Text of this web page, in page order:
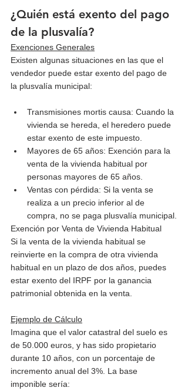
¿Quién está exento del pago
de la plusvalía?
Exenciones Generales
Existen algunas situaciones en las que el
vendedor puede estar exento del pago de
la plusvalía municipal:
Transmisiones mortis causa: Cuando la
vivienda se hereda, el heredero puede
estar exento de este impuesto.
Mayores de 65 años: Exención para la
venta de la vivienda habitual por
personas mayores de 65 años.
Ventas con pérdida: Si la venta se
realiza a un precio inferior al de
compra, no se paga plusvalía municipal.
Exención por Venta de Vivienda Habitual
Si la venta de la vivienda habitual se
reinvierte en la compra de otra vivienda
habitual en un plazo de dos años, puedes
estar exento del IRPF por la ganancia
patrimonial obtenida en la venta.
Ejemplo de Cálculo
Imagina que el valor catastral del suelo es
de 50.000 euros, y has sido propietario
durante 10 años, con un porcentaje de
incremento anual del 3%. La base
imponible sería: